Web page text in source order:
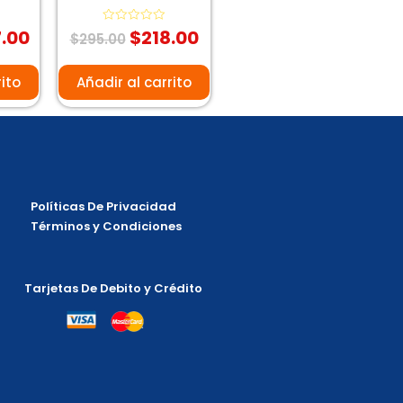
Valorado
con
de
$295.00 $218.00
Añadir al carrito
Políticas De Privacidad
Términos y Condiciones
Tarjetas De Debito y Crédito